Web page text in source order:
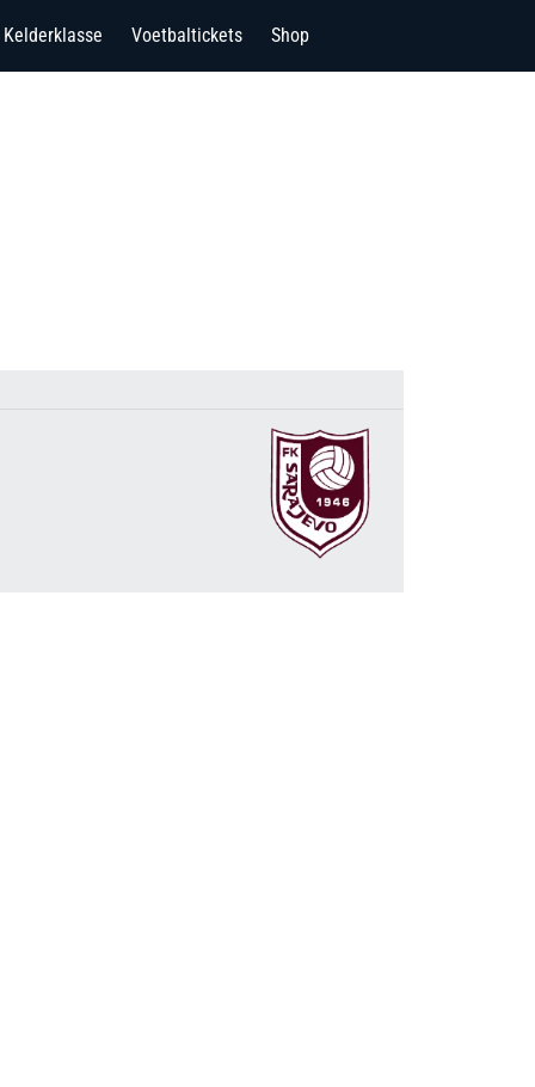
Kelderklasse Voetbaltickets Shop